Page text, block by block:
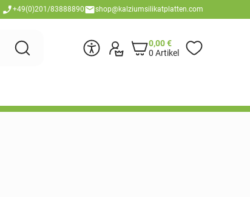
+49(0)201/83888890 shop@kalziumsilikatplatten.com
0,00€
0 Artikel